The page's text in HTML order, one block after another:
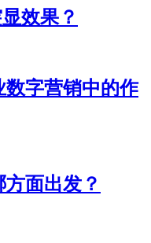
效果？
字营销中的作
面出发？